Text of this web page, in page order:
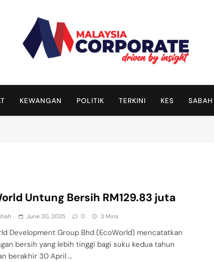
KEWANGAN POLITIK TERKINI KES SABAH
Untung Bersih RM129.83 juta
June 30, 2025 0 3 Mins
Development Group Bhd (EcoWorld) mencatatkan
bersih yang lebih tinggi bagi suku kedua tahun
berakhir 30 April …